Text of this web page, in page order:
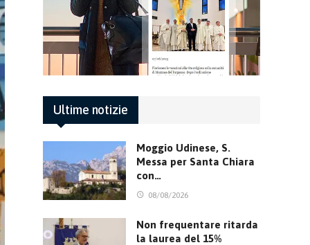
Ultime notizie
Moggio Udinese, S.
Messa per Santa Chiara
con…
08/08/2026
Non frequentare ritarda
la laurea del 15%